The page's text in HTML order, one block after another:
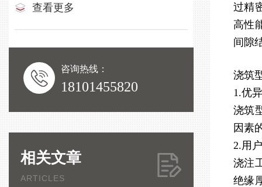
查看更多
咨询热线：
18101455820
相关文章
ARTICLES
过精
高性
间隙
浇筑
1.优
浇筑
因素
2.用
浇注
绝缘